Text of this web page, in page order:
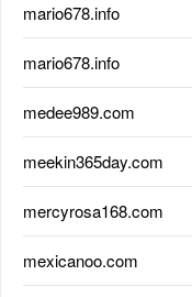
mario678.info
mario678.info
medee989.com
meekin365day.com
mercyrosa168.com
mexicanoo.com